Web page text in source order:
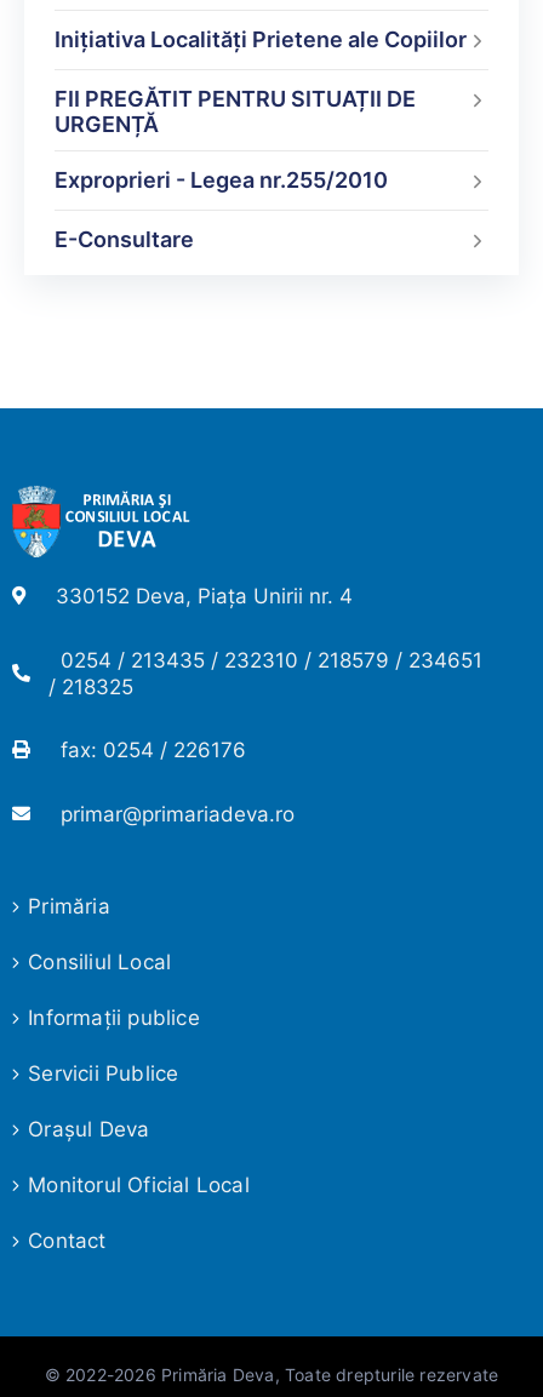
Inițiativa Localități Prietene ale Copiilor
FII PREGĂTIT PENTRU SITUAȚII DE
URGENȚĂ
Exproprieri - Legea nr.255/2010
E-Consultare
330152 Deva, Piața Unirii nr. 4
0254 / 213435 / 232310 / 218579 / 234651
/ 218325
fax: 0254 / 226176
primar@primariadeva.ro
Primăria
Consiliul Local
Informaţii publice
Servicii Publice
Oraşul Deva
Monitorul Oficial Local
Contact
© 2022-2026 Primăria Deva, Toate drepturile rezervate